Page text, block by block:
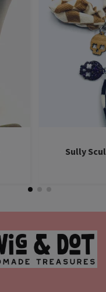
Sully